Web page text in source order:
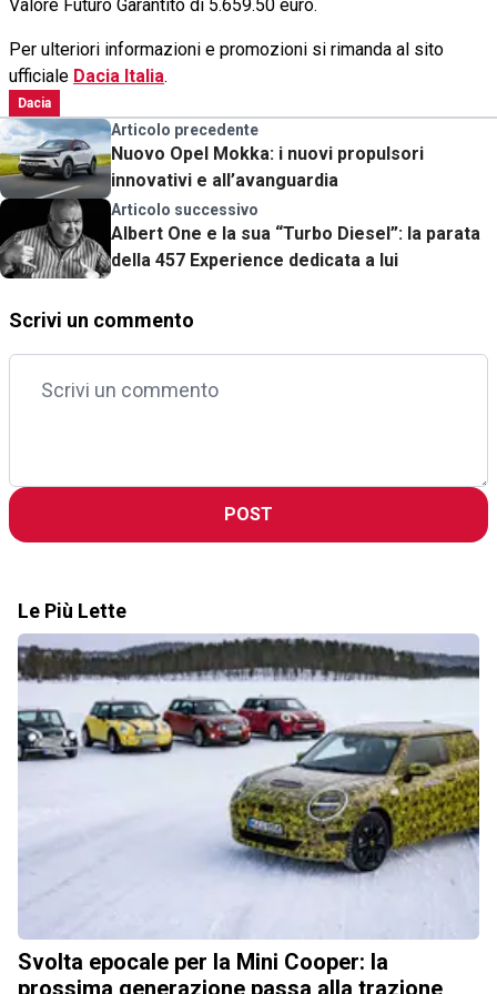
Valore Futuro Garantito di 5.659.50 euro.
Per ulteriori informazioni e promozioni si rimanda al sito
ufficiale Dacia Italia.
Dacia
Articolo precedente
Nuovo Opel Mokka: i nuovi propulsori
innovativi e all’avanguardia
Articolo successivo
Albert One e la sua “Turbo Diesel”: la parata
della 457 Experience dedicata a lui
Scrivi un commento
POST
Le Più Lette
Svolta epocale per la Mini Cooper: la
prossima generazione passa alla trazione